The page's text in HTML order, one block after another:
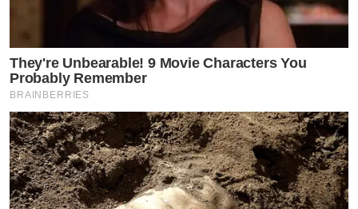
They're Unbearable! 9 Movie Characters You
Probably Remember
BRAINBERRIES